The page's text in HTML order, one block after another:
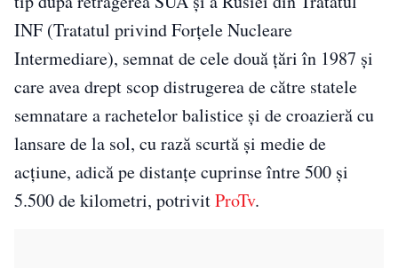
INF (Tratatul privind Forţele Nucleare
Intermediare), semnat de cele două ţări în 1987 şi
care avea drept scop distrugerea de către statele
semnatare a rachetelor balistice şi de croazieră cu
lansare de la sol, cu rază scurtă şi medie de
acţiune, adică pe distanţe cuprinse între 500 şi
5.500 de kilometri, potrivitProTv.